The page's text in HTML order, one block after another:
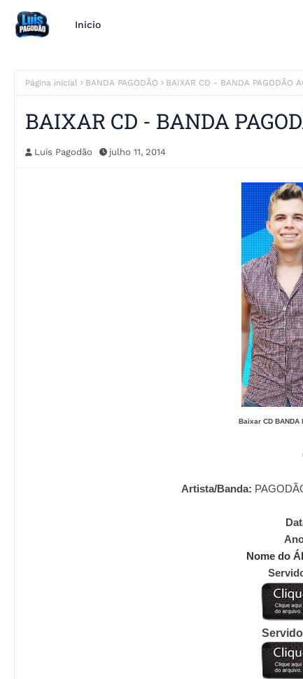
Inicio
Página inicial BANDA PAGODÃO BAIXAR CD - BANDA PAGODÃO
BAIXAR CD - BANDA
Luis Pagodão julho 11, 2014
Baixar CD BANDA
Artista/Banda:
Data do
Nome do